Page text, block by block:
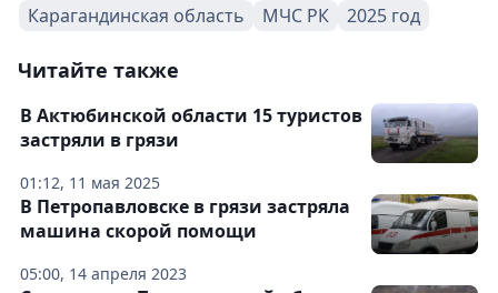
Карагандинская область МЧС РК 2025 год
Читайте также
01:12, 11 мая 2025
В Актюбинской области 15 туристов
застряли в грязи
05:00, 14 апреля 2023
В Петропавловске в грязи застряла
машина скорой помощи